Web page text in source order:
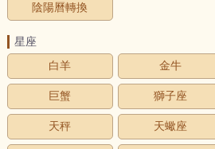
陰陽曆轉換
星座
白羊
金牛
巨蟹 獅子座
天秤 天蠍座